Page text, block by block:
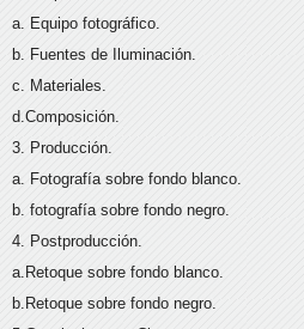
a. Equipo fotográfico.
b. Fuentes de Iluminación.
c. Materiales.
d.Composición.
3. Producción.
a. Fotografía sobre fondo blanco.
b. fotografía sobre fondo negro.
4. Postproducción.
a.Retoque sobre fondo blanco.
b.Retoque sobre fondo negro.